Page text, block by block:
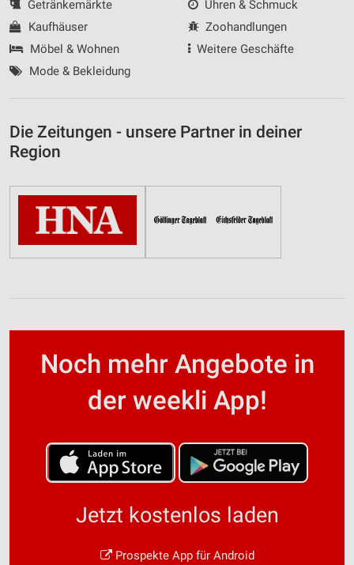
Getränkemärkte
Kaufhäuser
Möbel & Wohnen
Mode & Bekleidung
Uhren & Schmuck
Zoohandlungen
Weitere Geschäfte
Die Zeitungen - unsere Partner in deiner
Region
Noch mehr Angebote in
der weekli App!
Jetzt kostenlos laden
Prospekte App für Android